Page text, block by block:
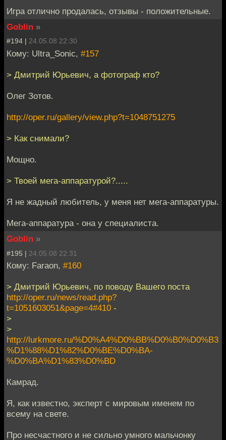
Игра отлично продалась, отзывы - положительные.
Goblin »
#194 | 24.05.08 22:30
Кому: Ultra_Sonic, #157
> Дмитрий Юрьевич, а фотограф кто?
Олег Зотов.
http://oper.ru/gallery/view.php?t=1048751275
> Как снимали?
Мощно.
> Твоей мега-аппаратурой?.....
Я не жадный любитель, у меня нет мега-аппаратуры.
Мега-аппаратура - она у специалиста.
Goblin »
#195 | 24.05.08 22:31
Кому: Faraon, #160
> Дмитрий Юрьевич, по поводу Вашего поста
http://oper.ru/news/read.php?
t=1051603051&page=4#410 -
>
>
http://lurkmore.ru/%D0%A4%D0%BB%D0%B0%D0%B3
%D1%88%D1%82%D0%BE%D0%BA-
%D0%BA%D1%83%D0%BD
Камрад.
Я, как известно, эксперт с мировым именем по
всему на свете.
Про несчастного и не сильно умного мальчонку